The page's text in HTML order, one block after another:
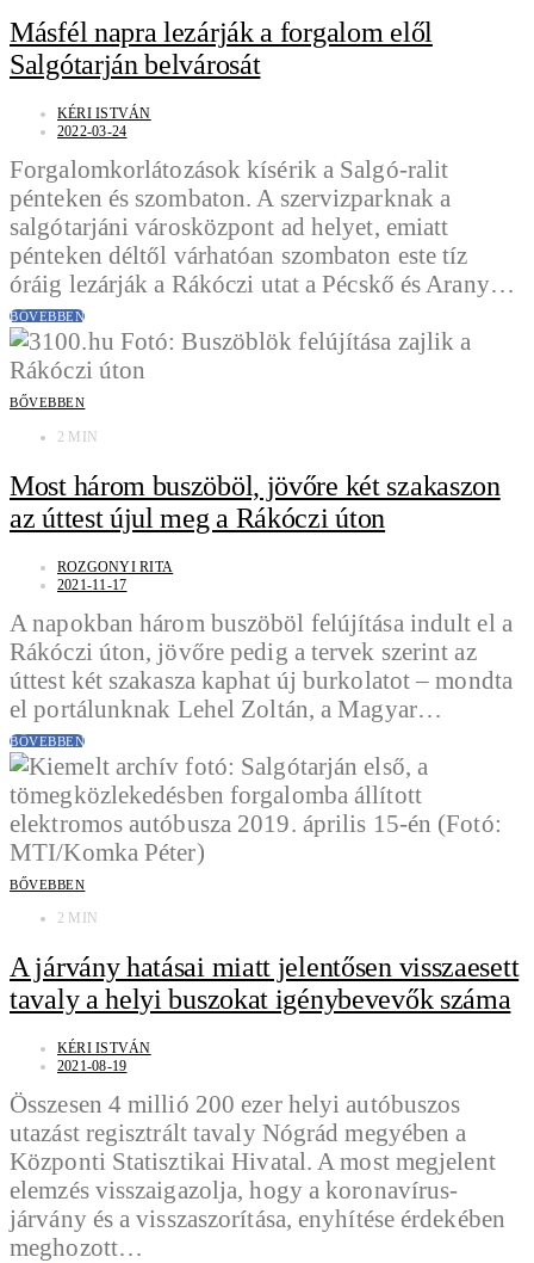
Másfél napra lezárják a forgalom elől
Salgótarján belvárosát
KÉRI ISTVÁN
2022-03-24
Forgalomkorlátozások kísérik a Salgó-ralit
pénteken és szombaton. A szervizparknak a
salgótarjáni városközpont ad helyet, emiatt
pénteken déltől várhatóan szombaton este tíz
óráig lezárják a Rákóczi utat a Pécskő és Arany…
BŐVEBBEN
BŐVEBBEN
2 MIN
Most három buszöböl, jövőre két szakaszon
az úttest újul meg a Rákóczi úton
ROZGONYI RITA
2021-11-17
A napokban három buszöböl felújítása indult el a
Rákóczi úton, jövőre pedig a tervek szerint az
úttest két szakasza kaphat új burkolatot – mondta
el portálunknak Lehel Zoltán, a Magyar…
BŐVEBBEN
BŐVEBBEN
2 MIN
A járvány hatásai miatt jelentősen visszaesett
tavaly a helyi buszokat igénybevevők száma
KÉRI ISTVÁN
2021-08-19
Összesen 4 millió 200 ezer helyi autóbuszos
utazást regisztrált tavaly Nógrád megyében a
Központi Statisztikai Hivatal. A most megjelent
elemzés visszaigazolja, hogy a koronavírus-
járvány és a visszaszorítása, enyhítése érdekében
meghozott…